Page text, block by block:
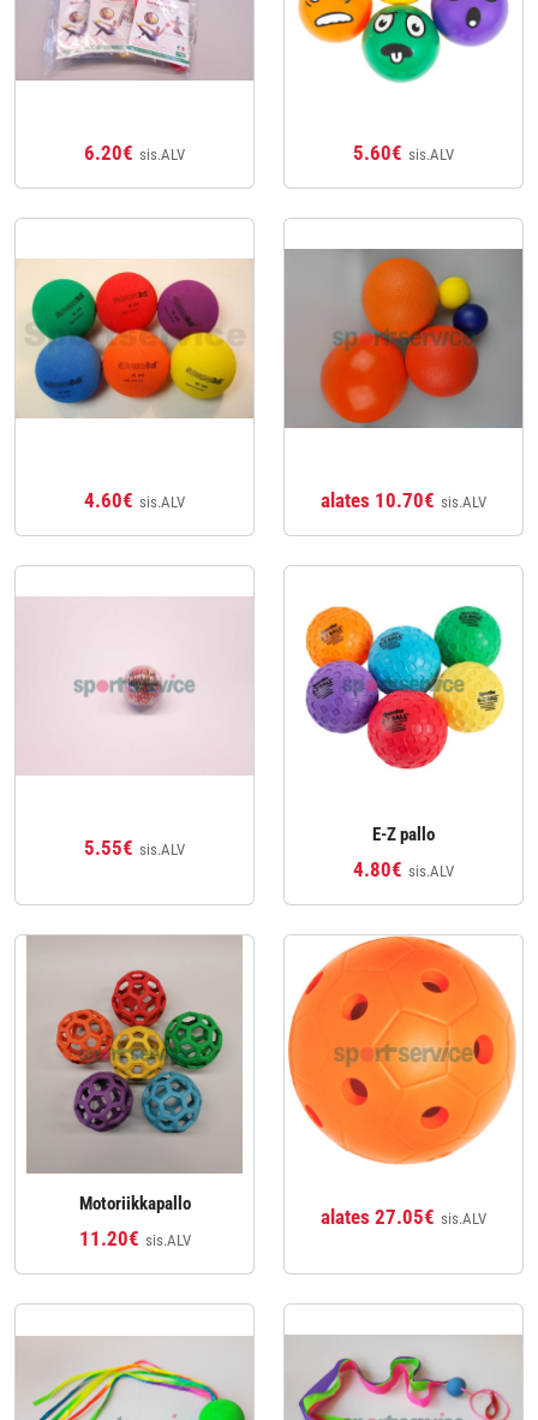
6.20€ sis.ALV 5.60€ sis.ALV
4.60€ sis.ALV alates 10.70€ sis.ALV
5.55€ sis.ALV
E-Z pallo
4.80€ sis.ALV
Motoriikkapallo
11.20€ sis.ALV
alates 27.05€ sis.ALV